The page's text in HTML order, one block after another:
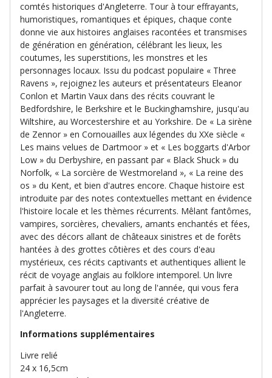
comtés historiques d'Angleterre. Tour à tour effrayants,
humoristiques, romantiques et épiques, chaque conte
donne vie aux histoires anglaises racontées et transmises
de génération en génération, célébrant les lieux, les
coutumes, les superstitions, les monstres et les
personnages locaux. Issu du podcast populaire « Three
Ravens », rejoignez les auteurs et présentateurs Eleanor
Conlon et Martin Vaux dans des récits couvrant le
Bedfordshire, le Berkshire et le Buckinghamshire, jusqu'au
Wiltshire, au Worcestershire et au Yorkshire. De « La sirène
de Zennor » en Cornouailles aux légendes du XXe siècle «
Les mains velues de Dartmoor » et « Les boggarts d'Arbor
Low » du Derbyshire, en passant par « Black Shuck » du
Norfolk, « La sorcière de Westmoreland », « La reine des
os » du Kent, et bien d'autres encore. Chaque histoire est
introduite par des notes contextuelles mettant en évidence
l'histoire locale et les thèmes récurrents. Mêlant fantômes,
vampires, sorcières, chevaliers, amants enchantés et fées,
avec des décors allant de châteaux sinistres et de forêts
hantées à des grottes côtières et des cours d'eau
mystérieux, ces récits captivants et authentiques allient le
récit de voyage anglais au folklore intemporel. Un livre
parfait à savourer tout au long de l'année, qui vous fera
apprécier les paysages et la diversité créative de
l'Angleterre.
Informations supplémentaires
Livre relié
24 x 16,5cm